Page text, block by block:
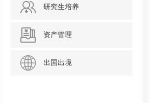
研究生培养
资产管理
出国出境